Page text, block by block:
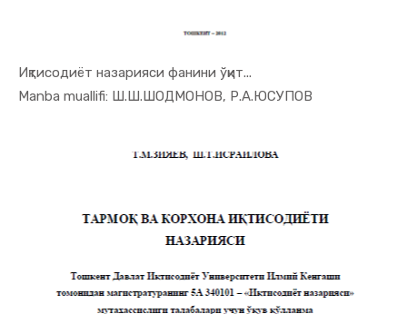
Иқтисодиёт назарияси фанини ўқит...
Manba muallifi: Ш.Ш.ШОДМОНОВ, Р.А.ЮСУПОВ
In Iqtisod...